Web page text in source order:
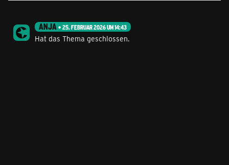
ANJA 25. FEBRUAR 2026 UM 14:43
Hat das Thema geschlossen.